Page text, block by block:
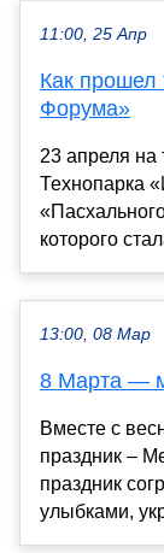
11:00, 25 Апр
Как прошел
Форума»
23 апреля на
Технопарка
которого
13:00, 08 Мар
8 Марта —
Вместе с
праздник –
праздник
улыбками,